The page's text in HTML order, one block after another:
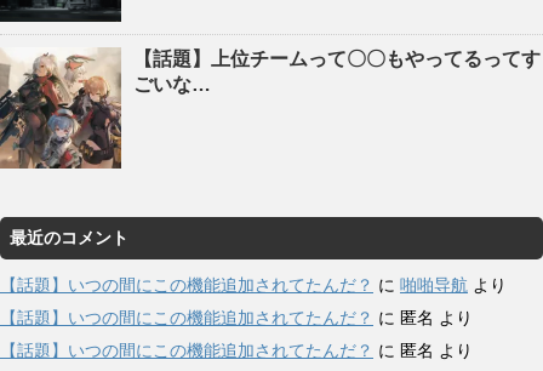
【話題】上位チームって〇〇もやってるってす
ごいな…
最近のコメント
【話題】いつの間にこの機能追加されてたんだ？ に 啪啪导航 より
【話題】いつの間にこの機能追加されてたんだ？ に 匿名 より
【話題】いつの間にこの機能追加されてたんだ？ に 匿名 より